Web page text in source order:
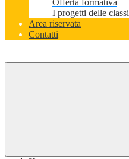
Offerta formativa
I progetti delle classi
Area riservata
Contatti